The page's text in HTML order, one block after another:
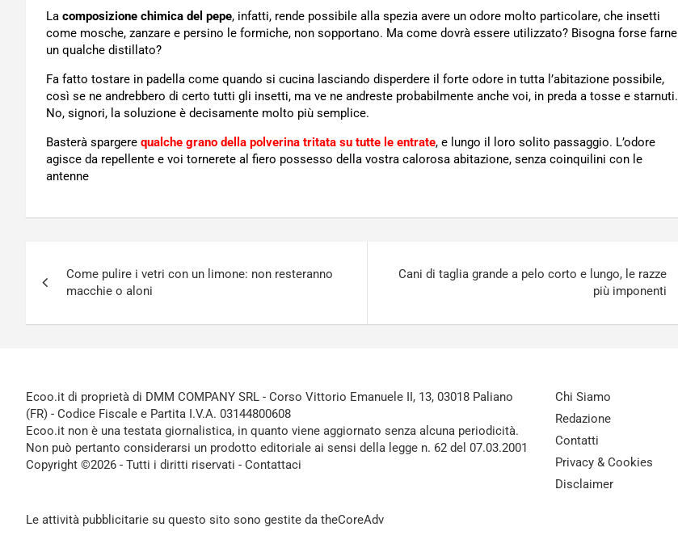
La composizione chimica del pepe, infatti, rende possibile alla spezia avere un odore molto particolare, che insetti
come mosche, zanzare e persino le formiche, non sopportano. Ma come dovrà essere utilizzato? Bisogna forse farne
un qualche distillato?
Fa fatto tostare in padella come quando si cucina lasciando disperdere il forte odore in tutta l’abitazione possibile,
così se ne andrebbero di certo tutti gli insetti, ma ve ne andreste probabilmente anche voi, in preda a tosse e starnuti.
No, signori, la soluzione è decisamente molto più semplice.
Basterà spargere qualche grano della polverina tritata su tutte le entrate, e lungo il loro solito passaggio. L’odore
agisce da repellente e voi tornerete al fiero possesso della vostra calorosa abitazione, senza coinquilini con le
antenne
articoli
Come pulire i vetri con un limone: non resteranno
macchie o aloni
Cani di taglia grande a pelo corto e lungo, le razze
più imponenti
Ecoo.it di proprietà di DMM COMPANY SRL - Corso Vittorio Emanuele II, 13, 03018 Paliano
(FR) - Codice Fiscale e Partita I.V.A. 03144800608
Ecoo.it non è una testata giornalistica, in quanto viene aggiornato senza alcuna periodicità.
Non può pertanto considerarsi un prodotto editoriale ai sensi della legge n. 62 del 07.03.2001
Copyright ©2026 - Tutti i diritti riservati - Contattaci
Le attività pubblicitarie su questo sito sono gestite da theCoreAdv
Chi Siamo
Redazione
Contatti
Privacy & Cookies
Disclaimer